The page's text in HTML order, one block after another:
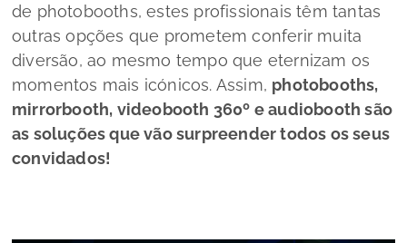
de photobooths,estes profissionais têm tantas
outras opções que prometem conferir muita
diversão, ao mesmo tempo que eternizam os
momentos mais icónicos. Assim, photobooths,
mirrorbooth, videobooth 360º e audioboothsão
as soluções que vão surpreender todos os seus
convidados!